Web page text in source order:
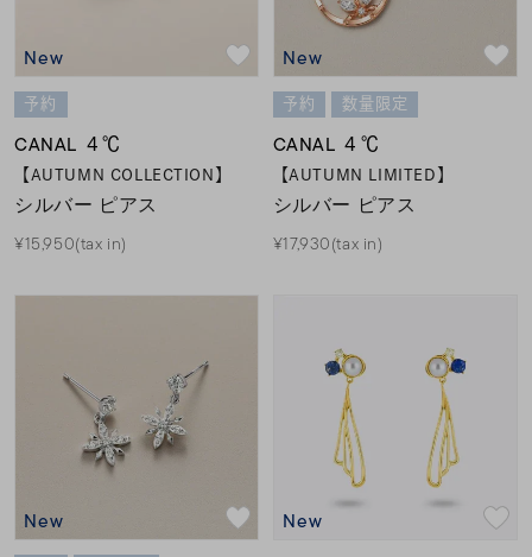
New
予約
CANAL ４℃
【AUTUMN COLLECTION】
シルバー ピアス
¥15,950(tax in)
New
予約 数量限定
CANAL ４℃
【AUTUMN LIMITED】
シルバー ピアス
¥17,930(tax in)
New New